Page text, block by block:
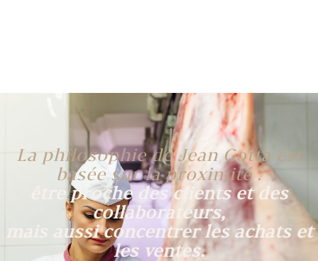
La philosophie de Jean Gotta est
basée sur la proximité :
être proche des clients et des
collaborateurs,
mais aussi concentrer les achats et
les ventes.